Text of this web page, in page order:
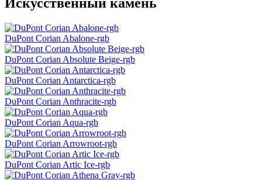
DuPont Corian Abalone-rgb
DuPont Corian Absolute Beige-rgb
DuPont Corian Antarctica-rgb
DuPont Corian Anthracite-rgb
DuPont Corian Aqua-rgb
DuPont Corian Arrowroot-rgb
DuPont Corian Artic Ice-rgb